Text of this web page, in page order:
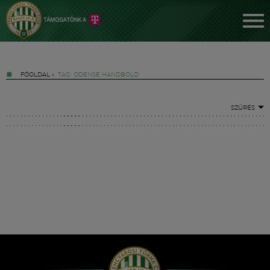
FŐOLDAL » TAG: ODENSE HANDBOLD
SZŰRÉS
Hírek